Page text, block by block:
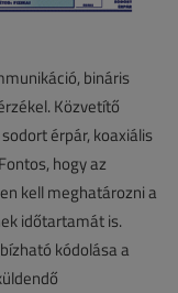
bináris
Közvetítő
érpár, koaxiális
hogy az
kell meghatározni a
időtartamát is.
kódolása a